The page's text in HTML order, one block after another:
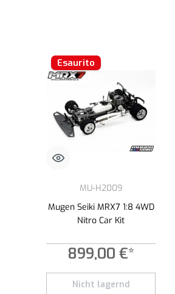
Esaurito
MU-H2009
Mugen Seiki MRX7 1:8 4WD
Nitro Car Kit
899,00 €*
Nicht lagernd